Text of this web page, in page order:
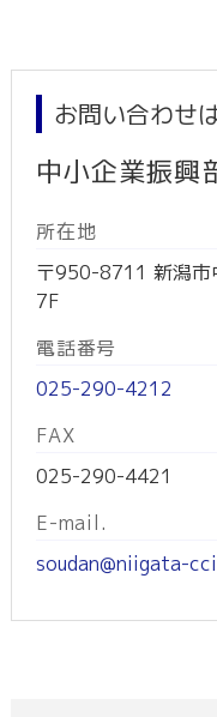
お問い合わせ
中小企業振興
所在地
〒950-8711 新潟
7F
電話番号
025-290-4212
FAX
025-290-4421
E-mail.
soudan@niigata-